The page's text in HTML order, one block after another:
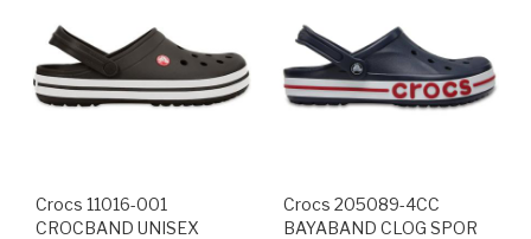
Crocs 11016-001
CROCBAND UNISEX
Crocs 205089-4CC
BAYABAND CLOG SPOR